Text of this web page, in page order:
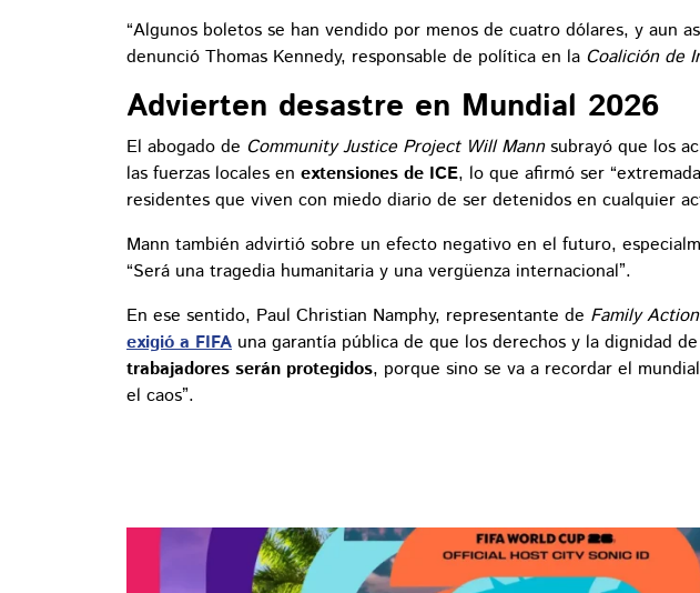
“Algunos boletos se han vendido por menos de cuatro dólares, y aun
denunció Thomas Kennedy, responsable de política en la Coalición de
Advierten desastre en Mundial 2026
El abogado de Community Justice Project Will Mannsubrayó que los
las fuerzas locales en extensiones de ICE, lo que afirmó ser
residentes que viven con miedo diario de ser detenidos en cualquier
Mann también advirtió sobre un efecto negativo en el futuro,
“Será una tragedia humanitaria y una vergüenza internacional”.
En ese sentido, Paul Christian Namphy, representante de Family
exigió a FIFA una garantía pública de que los derechos y la dignidad
trabajadores serán protegidos, porque sino se va a recordar el
el caos”.